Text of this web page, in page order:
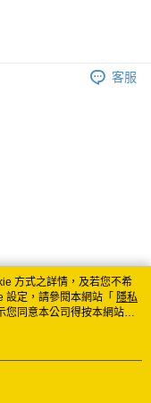
客服
方式之詳情，及若您不希
設定，請參閱本網站「 隱私
您同意本公司得按本網站使